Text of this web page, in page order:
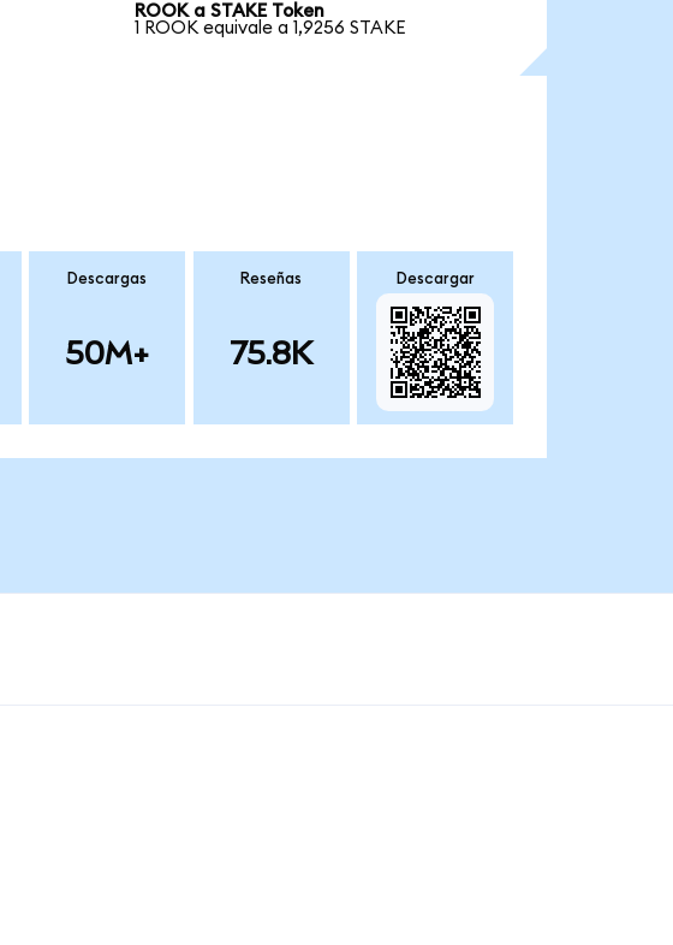
ROOK a STAKE Token
1 ROOK equivale a 1,9256 STAKE
Descargas
50M+
Reseñas
75.8K
Descargar